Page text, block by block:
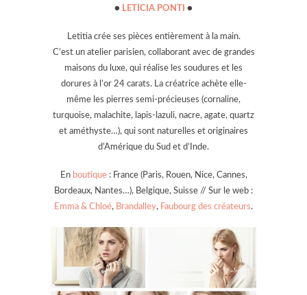
● LETICIA PONTI ●
Letitia crée ses pièces entièrement à la main.
C’est un atelier parisien, collaborant avec de grandes
maisons du luxe, qui réalise les soudures et les
dorures à l’or 24 carats. La créatrice achète elle-
même les pierres semi-précieuses (cornaline,
turquoise, malachite, lapis-lazuli, nacre, agate, quartz
et améthyste…), qui sont naturelles et originaires
d’Amérique du Sud et d’Inde.
En boutique: France (Paris, Rouen, Nice, Cannes,
Bordeaux, Nantes…), Belgique, Suisse // Sur le web :
Emma & Chloé, Brandalley, Faubourg des créateurs.